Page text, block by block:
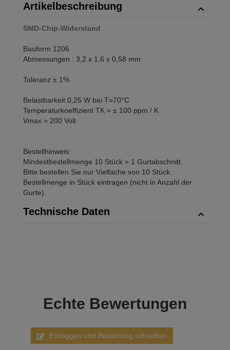
Artikelbeschreibung
SMD-Chip-Widerstand
Bauform 1206
Abmessungen : 3,2 x 1,6 x 0,58 mm
Toleranz ± 1%
Belastbarkeit 0,25 W bei T=70°C
Temperaturkoeffizient TK = ± 100 ppm / K
Vmax = 200 Volt
Bestellhinweis:
Mindestbestellmenge 10 Stück = 1 Gurtabschnitt.
Bitte bestellen Sie nur Vielfache von 10 Stück.
Bestellmenge in Stück eintragen (nicht in Anzahl der
Gurte).
Technische Daten
Echte Bewertungen
Einloggen und Bewertung schreiben